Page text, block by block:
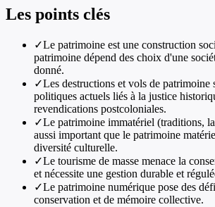
Les points clés
✓Le patrimoine est une construction
patrimoine dépend des choix d'une
donné.
✓Les destructions et vols de patrimoine
politiques actuels liés à la justice
revendications postcoloniales.
✓Le patrimoine immatériel (traditions,
aussi important que le patrimoine
diversité culturelle.
✓Le tourisme de masse menace la
et nécessite une gestion durable et
✓Le patrimoine numérique pose des
conservation et de mémoire collective.